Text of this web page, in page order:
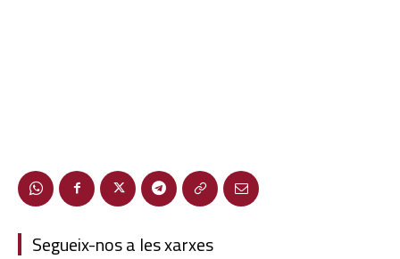
Segueix-nos a les xarxes